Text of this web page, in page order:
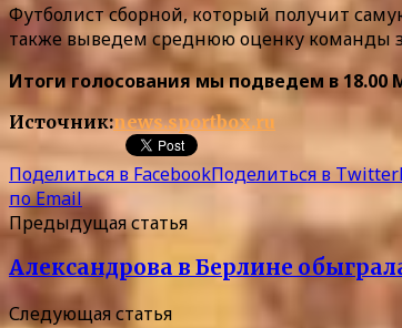
Футболист сборной, который получит
также выведем среднюю оценку команды
Итоги голосования мы подведем в 18.00
Источник:news.sportbox.ru
Поделиться в FacebookПоделиться в Twitter
по Email
Предыдущая статья
Александрова в Берлине
Следующая статья